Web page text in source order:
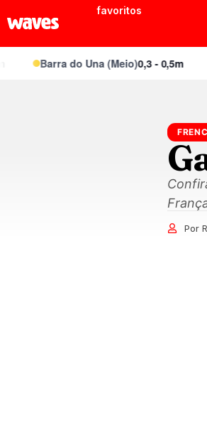
favoritos
Barra do Una (Meio)0,3 - 0,5m
Por